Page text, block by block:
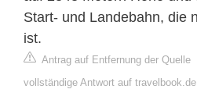
Start- und Landebahn, die
ist.
Antrag auf Entfernung der Quelle
vollständige Antwort auf